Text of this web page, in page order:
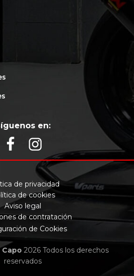
en:
Capo2026 Todos los derechos
reservados
de privacidad
de cookies
Aviso legal
de contratación
de Cookies